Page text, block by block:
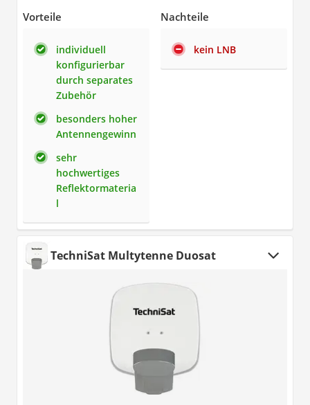
Vorteile
individuell
konfigurierbar
durch separates
Zubehör
besonders hoher
Antennengewinn
sehr
hochwertiges
Reflektormateria
l
Nachteile
kein LNB
TechniSat Multytenne Duosat